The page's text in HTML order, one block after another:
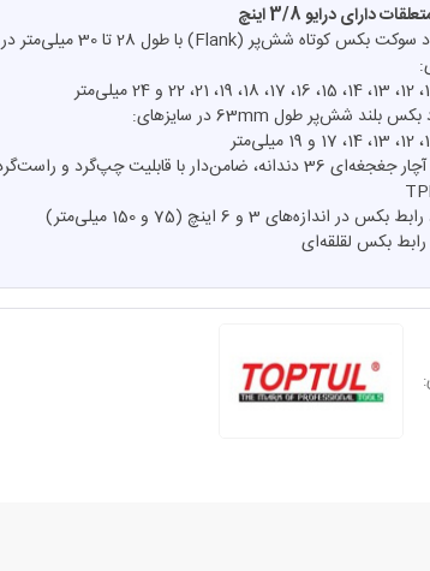
دارای درایو 3/8 اینچ
• 14 عدد سوکت بکس کوتاه شش‌پر (Flank) با طول 28 تا 30 میلی‌متر در
• 1 عدد آچار جغجغه‌ای 36 دندانه، ضامن‌دار با قابلیت چپ‌گرد و